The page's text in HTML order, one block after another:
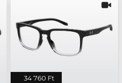
34 760 Ft